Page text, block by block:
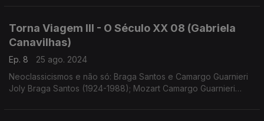
Torna Viagem III - O Século XX 08 (Gabriela
Canavilhas)
Ep. 8
25 ago. 2024
Neoclassicismos e não só: Braga Santos e Camargo Guarnieri
Joly Braga Santos (1924-1988); Mozart Camargo Guarnieri